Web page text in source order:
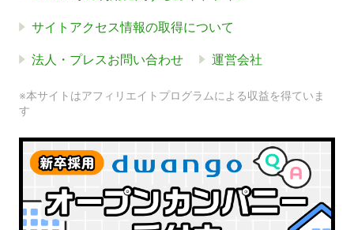
Cookie等の利用に関するガイドライン
サイトアクセス情報の取得について
※本サイトはアフィリエイトプログラムによる収益を得ていま